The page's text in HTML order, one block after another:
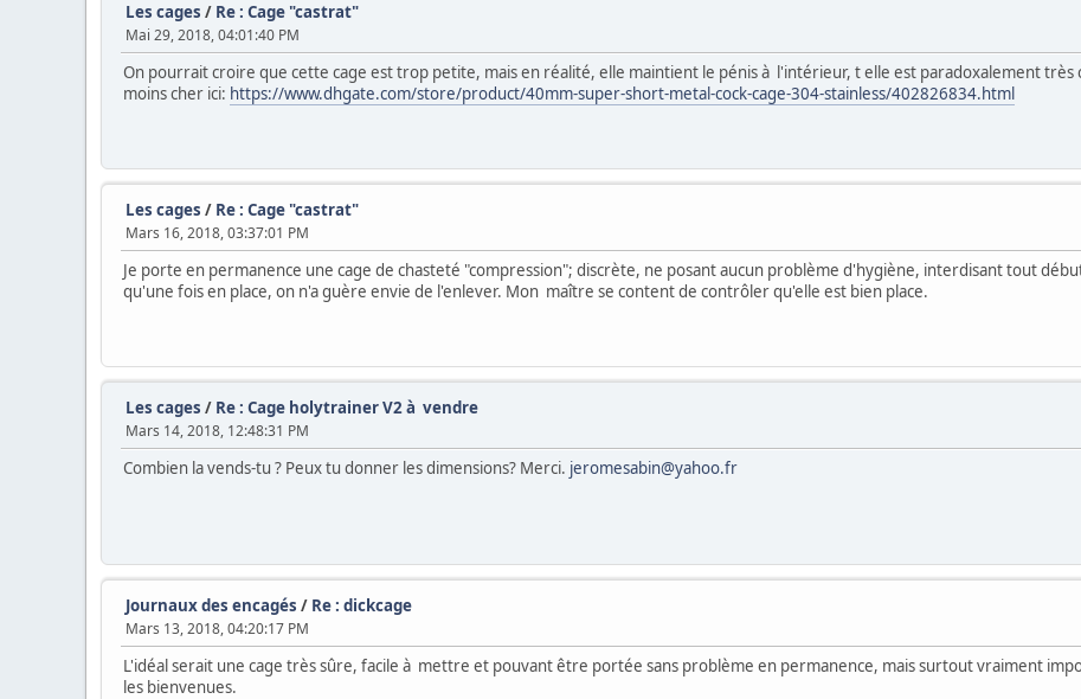
Les cages / Re : Cage "castrat"
Mai 29, 2018, 04:01:40 PM
On pourrait croire que cette cage est trop petite, mais en réalité, elle maintient le pénis à l'intérieur, t elle est paradoxalement
moins cher ici: https://www.dhgate.com/store/product/40mm-super-short-metal-cock-cage-304-stainless/402826834.html
Les cages / Re : Cage "castrat"
Mars 16, 2018, 03:37:01 PM
Je porte en permanence une cage de chasteté "compression"; discrète, ne posant aucun problème d'hygiène, interdisant tout
qu'une fois en place, on n'a guère envie de l'enlever. Mon maître se content de contrôler qu'elle est bien place.
Les cages / Re : Cage holytrainer V2 à vendre
Mars 14, 2018, 12:48:31 PM
Combien la vends-tu ? Peux tu donner les dimensions? Merci. jeromesabin@yahoo.fr
Journaux des encagés / Re : dickcage
Mars 13, 2018, 04:20:17 PM
L'idéal serait une cage très sûre, facile à mettre et pouvant être portée sans problème en permanence, mais surtout vraiment
les bienvenues.